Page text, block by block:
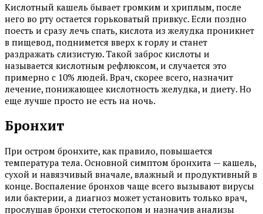
Кислотный кашель бывает громким и хриплым, после
него во рту остается горьковатый привкус. Если поздно
поесть и сразу лечь спать, кислота из желудка проникнет
в пищевод, поднимется вверх к горлу и станет
раздражать слизистую. Такой заброс кислоты и
называется кислотным рефлюксом, и случается это
примерно с 10% людей. Врач, скорее всего, назначит
лечение, понижающее кислотность желудка, и диету. Но
еще лучше просто не есть на ночь.
Бронхит
При остром бронхите, как правило, повышается
температура тела. Основной симптом бронхита — кашель,
сухой и навязчивый вначале, влажный и продуктивный в
конце. Воспаление бронхов чаще всего вызывают вирусы
или бактерии, а диагноз может установить только врач,
прослушав бронхи стетоскопом и назначив анализы